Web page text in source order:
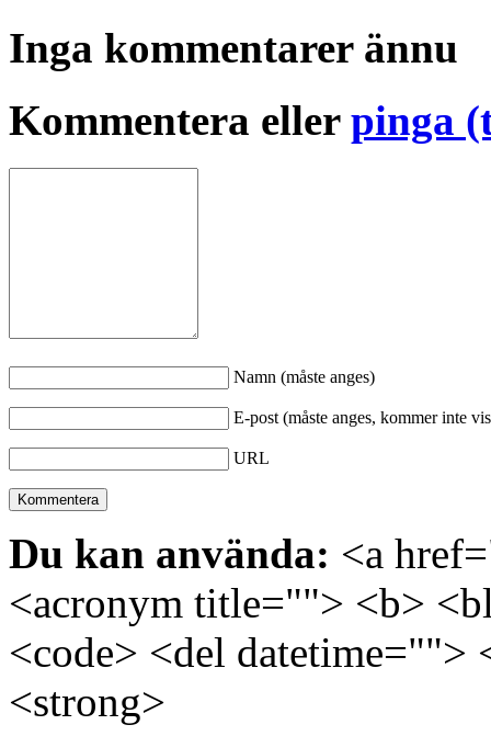
Inga kommentarer ännu
Kommentera eller pinga
Namn (måste anges)
E-post (måste anges, kommer inte
URL
Du kan använda: <a
<acronym title=""> <b>
<code> <del
<strong>